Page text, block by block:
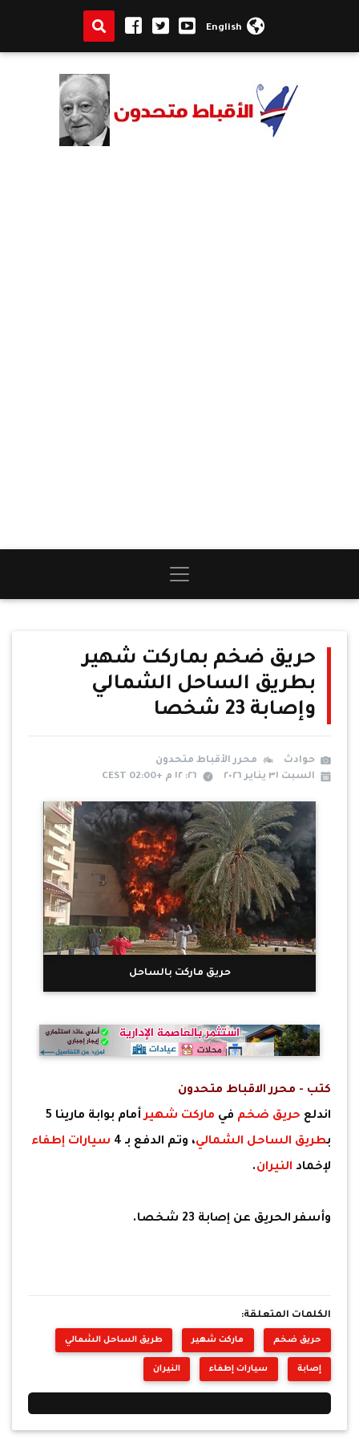
English
حريق ضخم بماركت شهير
بطريق الساحل الشمالي
وإصابة 23 شخصا
حوادث
محرر الأقباط متحدون
السبت ٣١ يناير ٢٠٢٦
٢٦: ١٢ م +02:00 CEST
حريق ماركت بالساحل
كتب - محرر الاقباط متحدون
اندلع حريق ضخم في ماركت شهير
أمام بوابة مارينا 5
بطريق الساحل الشمالي، وتم الدفع بـ 4
سيارات إطفاء
لإخماد النيران.
وأسفر الحريق عن إصابة 23 شخصا.
الكلمات المتعلقة:
حريق ضخم ماركت شهير طريق الساحل الشمالي
إصابة سيارات إطفاء النيران